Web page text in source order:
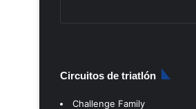
Circuitos de triatlón
Challenge Family